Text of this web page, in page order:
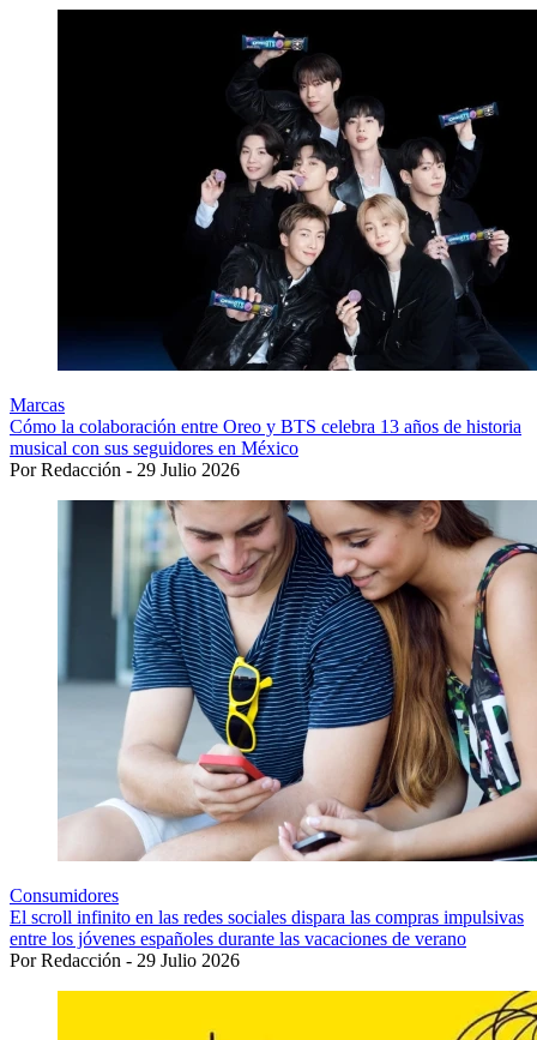
Marcas
Cómo la colaboración entre Oreo y BTS celebra 13 años de historia
musical con sus seguidores en México
Por Redacción - 29 Julio 2026
Consumidores
El scroll infinito en las redes sociales dispara las compras impulsivas
entre los jóvenes españoles durante las vacaciones de verano
Por Redacción - 29 Julio 2026